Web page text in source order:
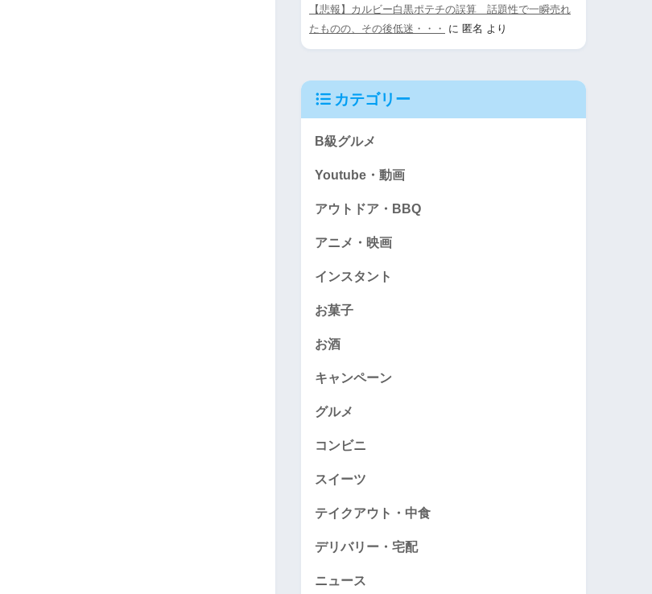
【悲報】カルビー白黒ポテチの誤算 話題性で一瞬売れ
たものの、その後低迷・・・
に 匿名 より
カテゴリー
B級グルメ
Youtube・動画
アウトドア・BBQ
アニメ・映画
インスタント
お菓子
お酒
キャンペーン
グルメ
コンビニ
スイーツ
テイクアウト・中食
デリバリー・宅配
ニュース